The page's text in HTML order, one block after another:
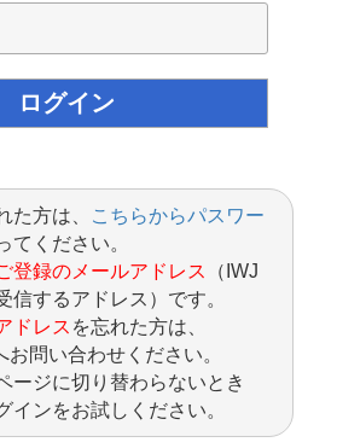
た方は、
こちらからパスワー
てください。
登録のメールアドレス
（IWJ
信するアドレス）です。
ドレス を忘れた方は、
お問い合わせください。
ージに切り替わらないとき
インをお試しください。